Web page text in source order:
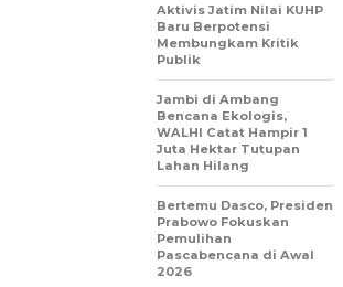
Aktivis Jatim Nilai KUHP
Baru Berpotensi
Membungkam Kritik
Publik
Jambi di Ambang
Bencana Ekologis,
WALHI Catat Hampir 1
Juta Hektar Tutupan
Lahan Hilang
Bertemu Dasco, Presiden
Prabowo Fokuskan
Pemulihan
Pascabencana di Awal
2026